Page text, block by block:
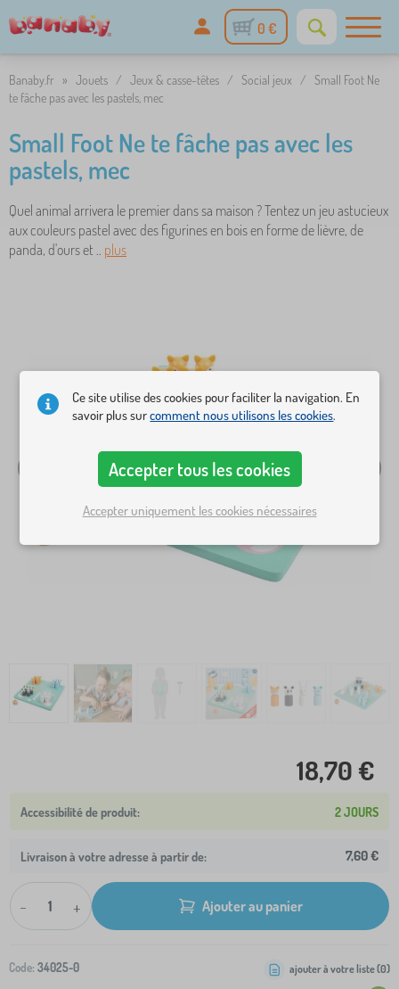
0 €
Banaby.fr » Jouets / Jeux & casse-têtes / Social jeux / Small Foot Ne
te fâche pas avec les pastels, mec
Small Foot Ne te fâche pas avec les
pastels, mec
Quel animal arrivera le premier dans sa maison ? Tentez un jeu astucieux
aux couleurs pastel avec des figurines en bois en forme de lièvre, de
panda, d'ours et .. plus
18,70 €
2 JOURS
Livraison à votre adresse à partir de: 7,60 €
- + Ajouter au panier
Code: 34025-0 ajouter à votre liste (0)
Ce site utilise des cookies pour faciliter la navigation. En
savoir plus surcomment nous utilisons les cookies.
Accepter tous les cookies
Accepter uniquement les cookies nécessaires